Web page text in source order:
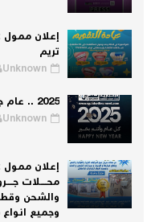
إعلان ممول :
تريم
Unknown
2025 .. عام جديد وكل عام وأنتم بخير
Unknown
إعلان ممول :
محــــلات
والشحن وقطع
وجميع انواع